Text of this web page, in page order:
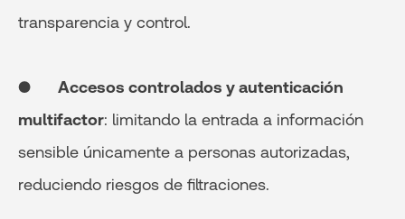
transparencia y control.
● Accesos controlados y autenticación
multifactor: limitando la entrada a información
sensible únicamente a personas autorizadas,
reduciendo riesgos de filtraciones.